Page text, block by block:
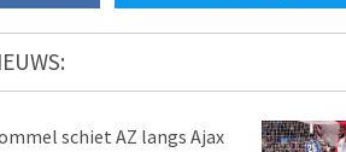
schiet AZ langs Ajax